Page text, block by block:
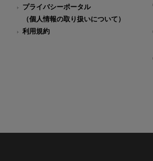
プライバシーポータル
（個人情報の取り扱いについて）
利用規約